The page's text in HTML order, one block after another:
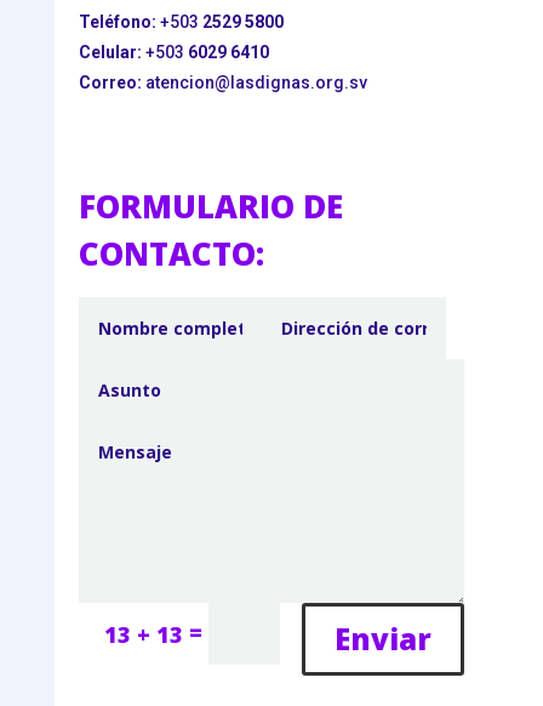
Teléfono: +503 2529 5800
Celular: +503 6029 6410
Correo: atencion@lasdignas.org.sv
FORMULARIO DE
CONTACTO:
13 + 13 = Enviar